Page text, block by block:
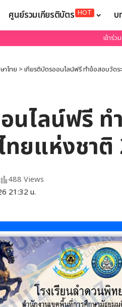
ศูนย์รวมเกียรติบัตร HOT บ
เข้าร่
าไทย > เกียรติบัตรออนไลน์ฟรี ทำข้อสอบวัดร
นไลน์ฟรี ท
ทยแห่งชา
21:32 น.
488 Views